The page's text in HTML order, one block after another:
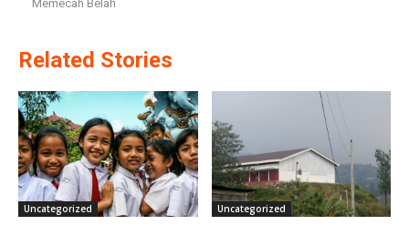
Memecah Belah
Related Stories
Uncategorized Uncategorized